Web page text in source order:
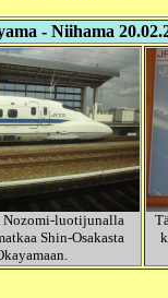
- Niihama
Nozomi-luotijunalla
Shin-Osakasta